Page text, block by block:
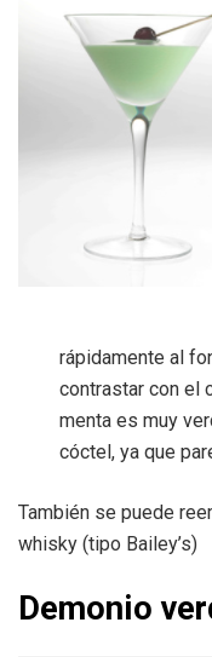
rápidamente al
contrastar con el
menta es muy
cóctel, ya que
También se puede
whisky (tipo Bailey’s)
Demonio